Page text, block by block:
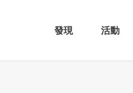
發現
活動